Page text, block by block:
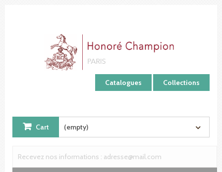
Catalogues Collections
Cart (empty)